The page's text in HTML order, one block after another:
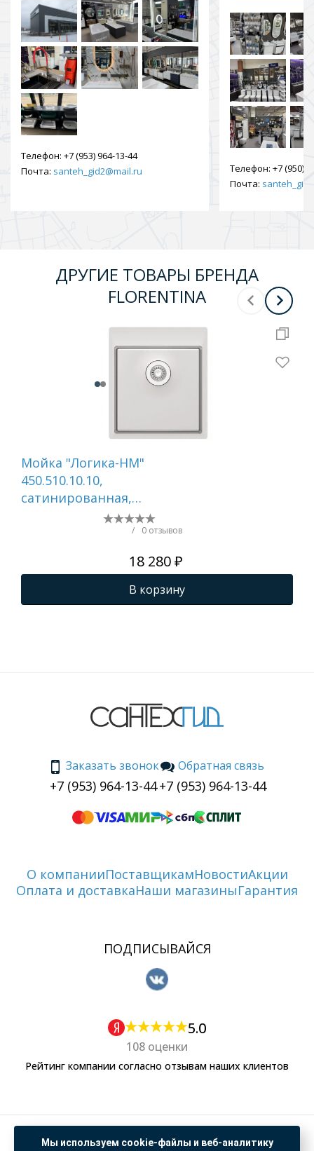
Телефон: +7 (953) 964-13-44
Почта: santeh_gid2@mail.ru Телефон: +7 (950)
Почта:
ДРУГИЕ ТОВАРЫ БРЕНДА
FLORENTINA
Мойка "Логика-НМ"
450.510.10.10,
сатинированная,
перелив в чаше
/ 0 отзывов
18 280 ₽
В корзину
Заказать звонок
+7 (953) 964-13-44
Обратная связь
+7 (953) 964-13-44
О компанииПоставщикамНовостиАкции
Оплата и доставкаНаши магазиныГарантия
ПОДПИСЫВАЙСЯ
5.0
108 оценки
Рейтинг компании согласно отзывам наших клиентов
Политика обработки персональных данных
Согласие на обработку данных Яндекс Метрика
Мы используем cookie-файлы и веб-аналитику